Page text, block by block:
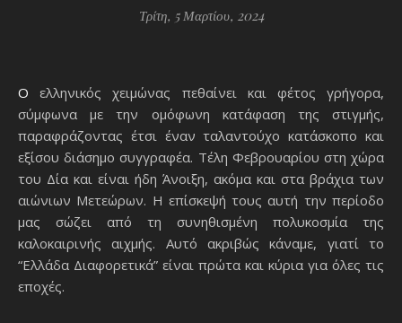
Τρίτη, 5 Μαρτίου, 2024
Ο ελληνικός χειμώνας πεθαίνει και φέτος γρήγορα,
σύμφωνα με την ομόφωνη κατάφαση της στιγμής,
παραφράζοντας έτσι έναν ταλαντούχο κατάσκοπο και
εξίσου διάσημο συγγραφέα. Τέλη Φεβρουαρίου στη χώρα
του Δία και είναι ήδη Άνοιξη, ακόμα και στα βράχια των
αιώνιων Μετεώρων. Η επίσκεψή τους αυτή την περίοδο
μας σώζει από τη συνηθισμένη πολυκοσμία της
καλοκαιρινής αιχμής. Αυτό ακριβώς κάναμε, γιατί το
“Ελλάδα Διαφορετικά” είναι πρώτα και κύρια για όλες τις
εποχές.